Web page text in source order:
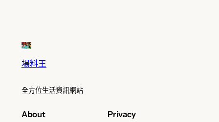
場料王
全方位生活資訊網站
About Privacy